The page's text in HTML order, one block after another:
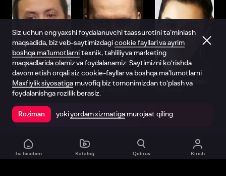
Vitaliy Shlyappo
Produser
Sergey Burunov
Dublyaj aktyori
Tina Kandelaki
Ilovada ochish
Ivi hisobim Katalog Qidiruv Kirish
Siz uchun eng yaxshi foydalanuvchi taassurotini ta’minlash
maqsadida, biz veb-saytimizdagicookie fayllari va ayrim
boshqa ma’lumotlarnitexnik, tahliliy va marketing
maqsadlarida olamiz va foydalanamiz. Saytimizni ko‘rishda
davom etish orqali siz cookie-fayllar va boshqa ma’lumotlarni
Maxfiylik siyosatiga muvofiq biz tomonimizdan to‘plash va
foydalanishga rozilik berasiz.
Roziman yokiyordam xizmatiga murojaat qiling